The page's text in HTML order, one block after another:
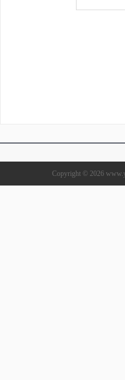
Copyright © 2026